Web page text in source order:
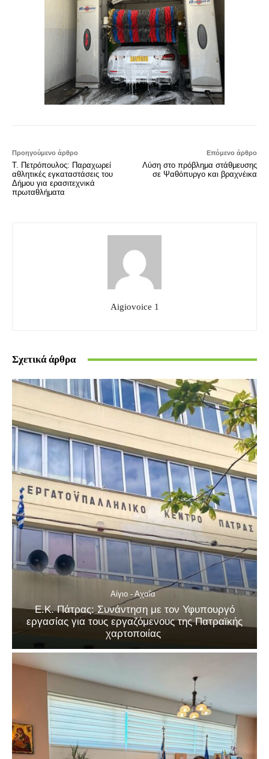
Προηγούμενο άρθρο
Τ. Πετρόπουλος: Παραχωρεί
αθλητικές εγκαταστάσεις του
Δήμου για ερασιτεχνικά
πρωταθλήματα
Επόμενο άρθρο
Λύση στο πρόβλημα στάθμευσης
σε Ψαθόπυργο και βραχνέικα
Aigiovoice 1
Σχετικά άρθρα
Αίγιο - Αχαΐα
Ε.Κ. Πάτρας: Συνάντηση με τον Υφυπουργό
εργασίας για τους εργαζόμενους της Πατραϊκής
χαρτοποιίας